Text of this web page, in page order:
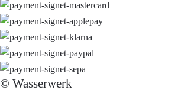
© Wasserwerk